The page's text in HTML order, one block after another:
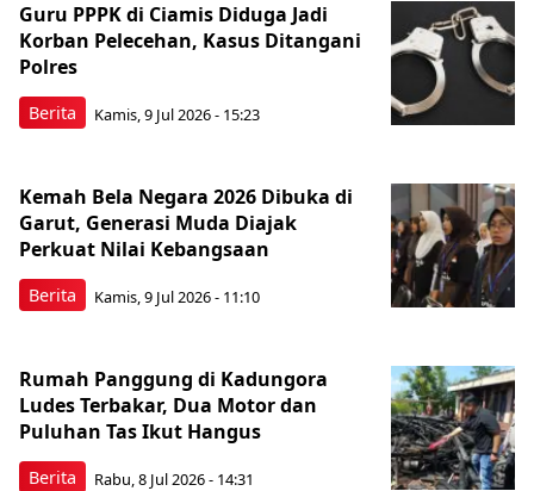
Berita
Guru PPPK di Ciamis Diduga Jadi
Korban Pelecehan, Kasus Ditangani
Polres
Kamis, 9 Jul 2026 - 15:23
Berita
Kemah Bela Negara 2026 Dibuka di
Garut, Generasi Muda Diajak
Perkuat Nilai Kebangsaan
Kamis, 9 Jul 2026 - 11:10
Berita
Rumah Panggung di Kadungora
Ludes Terbakar, Dua Motor dan
Puluhan Tas Ikut Hangus
Rabu, 8 Jul 2026 - 14:31